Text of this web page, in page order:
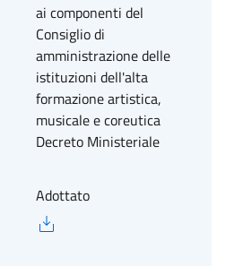
ai componenti del
Consiglio di
amministrazione delle
istituzioni dell'alta
formazione artistica,
musicale e coreutica
Decreto Ministeriale
Adottato